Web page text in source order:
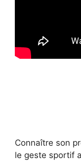
Connaître son
le geste sportif